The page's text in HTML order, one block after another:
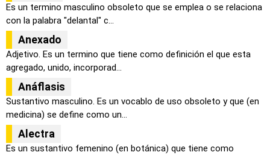
Es un termino masculino obsoleto que se emplea o se relaciona
con la palabra "delantal" c...
Anexado
Adjetivo. Es un termino que tiene como definición el que esta
agregado, unido, incorporad...
Anáflasis
Sustantivo masculino. Es un vocablo de uso obsoleto y que (en
medicina) se define como un...
Alectra
Es un sustantivo femenino (en botánica) que tiene como